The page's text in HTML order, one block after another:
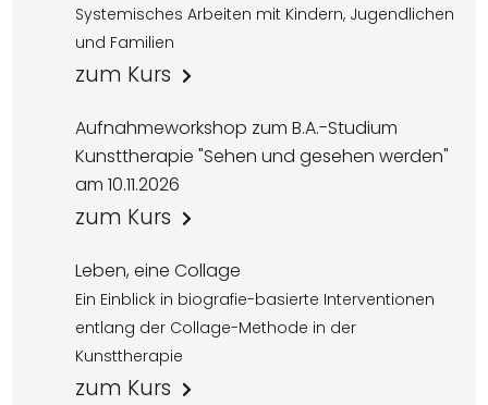
Systemisches Arbeiten mit Kindern, Jugendlichen
und Familien
zum Kurs
Aufnahmeworkshop zum B.A.-Studium
Kunsttherapie "Sehen und gesehen werden"
am 10.11.2026
zum Kurs
Leben, eine Collage
Ein Einblick in biografie-basierte Interventionen
entlang der Collage-Methode in der
Kunsttherapie
zum Kurs